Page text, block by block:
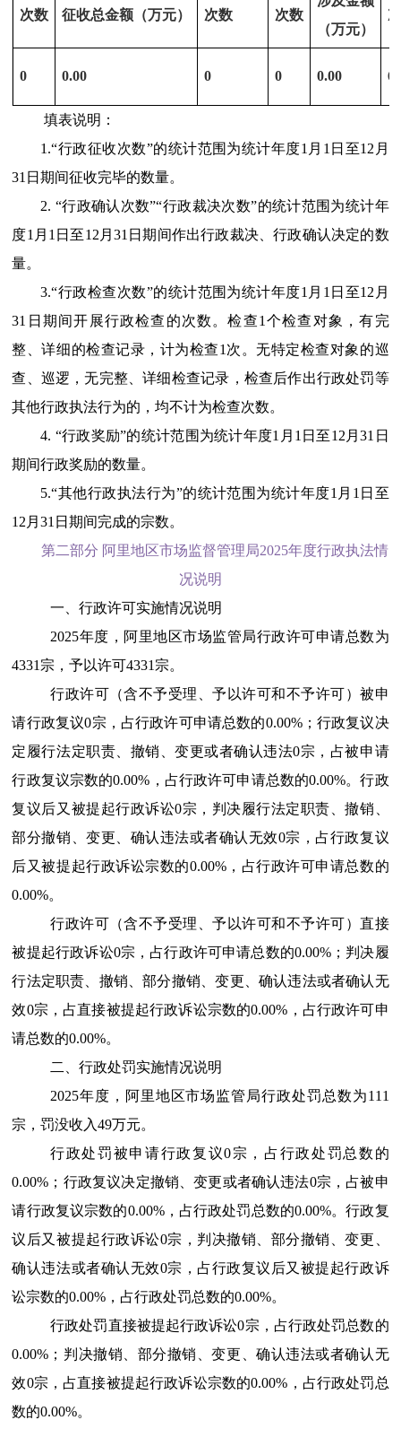
次数 征收总金额（万元） 次数 次数
（万元）
0 0.00 0 0 0.00
填表说明：
1.“行政征收次数”的统计范围为统计年度1月1日至12月
31日期间征收完毕的数量。
2. “行政确认次数”“行政裁决次数”的统计范围为统计年
度1月1日至12月31日期间作出行政裁决、行政确认决定的数
量。
3.“行政检查次数”的统计范围为统计年度1月1日至12月
31日期间开展行政检查的次数。检查1个检查对象，有完
整、详细的检查记录，计为检查1次。无特定检查对象的巡
查、巡逻，无完整、详细检查记录，检查后作出行政处罚等
其他行政执法行为的，均不计为检查次数。
4. “行政奖励”的统计范围为统计年度1月1日至12月31日
期间行政奖励的数量。
5.“其他行政执法行为”的统计范围为统计年度1月1日至
12月31日期间完成的宗数。
第二部分 阿里地区市场监督管理局2025年度行政执法情
况说明
一、行政许可实施情况说明
2025年度，阿里地区市场监管局行政许可申请总数为
4331 宗，予以许可4331 宗。
行政许可（含不予受理、予以许可和不予许可）被申
请行政复议0宗，占行政许可申请总数的0.00%；行政复议决
定履行法定职责、撤销、变更或者确认违法0宗，占被申请
行政复议宗数的0.00%，占行政许可申请总数的0.00%。行政
复议后又被提起行政诉讼0宗，判决履行法定职责、撤销、
部分撤销、变更、确认违法或者确认无效0宗，占行政复议
后又被提起行政诉讼宗数的0.00%，占行政许可申请总数的
0.00%。
行政许可（含不予受理、予以许可和不予许可）直接
被提起行政诉讼0宗，占行政许可申请总数的0.00%；判决履
行法定职责、撤销、部分撤销、变更、确认违法或者确认无
效0宗，占直接被提起行政诉讼宗数的0.00%，占行政许可申
请总数的0.00%。
二、行政处罚实施情况说明
2025年度，阿里地区市场监管局行政处罚总数为111
宗，罚没收入49万元。
行政处罚被申请行政复议0宗，占行政处罚总数的
0.00%；行政复议决定撤销、变更或者确认违法0宗，占被申
请行政复议宗数的0.00%，占行政处罚总数的0.00%。行政复
议后又被提起行政诉讼0宗，判决撤销、部分撤销、变更、
确认违法或者确认无效0宗，占行政复议后又被提起行政诉
讼宗数的0.00%，占行政处罚总数的0.00%。
行政处罚直接被提起行政诉讼0宗，占行政处罚总数的
0.00%；判决撤销、部分撤销、变更、确认违法或者确认无
效0宗，占直接被提起行政诉讼宗数的0.00%，占行政处罚总
数的0.00%。